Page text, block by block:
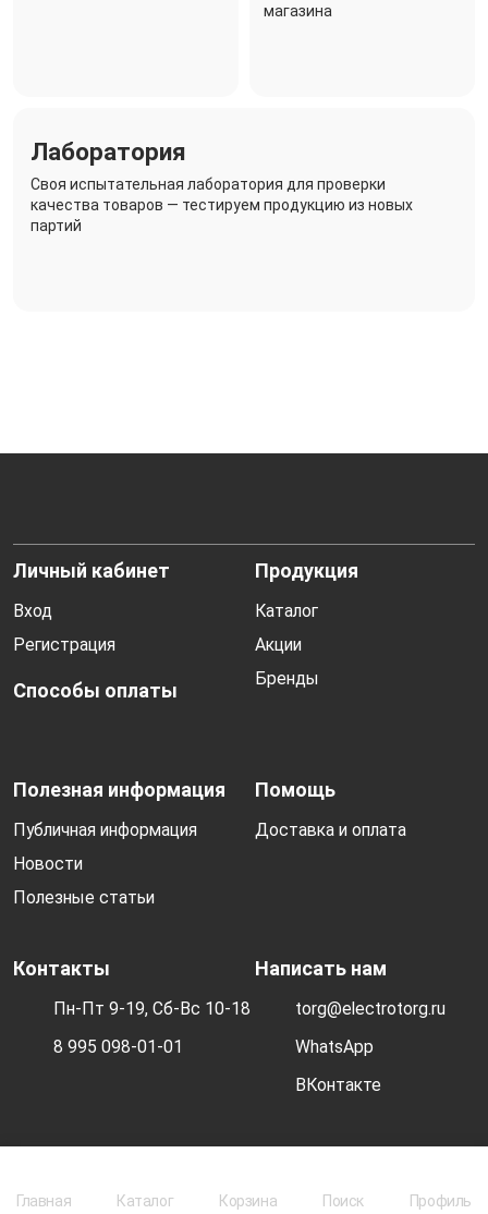
магазина
Лаборатория
Своя испытательная лаборатория для проверки
качества товаров — тестируем продукцию из новых
партий
Главная Каталог Корзина Поиск Профиль
Личный кабинет
Вход
Регистрация
Способы оплаты
Продукция
Каталог
Акции
Бренды
Полезная информация
Публичная информация
Новости
Полезные статьи
Помощь
Доставка и оплата
Контакты
Пн-Пт 9-19, Сб-Вс 10-18
8 995 098-01-01
Написать нам
torg@electrotorg.ru
WhatsApp
ВКонтакте